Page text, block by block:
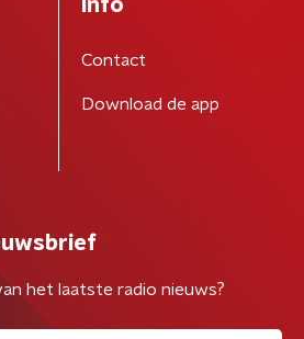
Info
Contact
Download de app
het laatste radio nieuws?